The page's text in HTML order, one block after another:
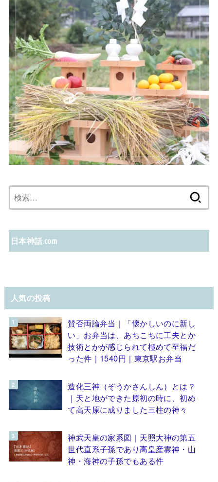
索:
日本神話.com
人気の投稿
賛否両論弁当｜「懐かしいのに新し
い」お弁当は、あちこちに工夫とか
技術とかが感じられて極めて至福だ
った件｜1540円｜東京駅お弁当
造化三神（ぞうかさんしん）とは？
｜天と地ができた原初の時に、初め
て高天原に成りました三柱の神々
神武天皇の家系図｜天照大神の第五
世代直系子孫であり高皇産霊神・山
神・海神の子孫でもある件